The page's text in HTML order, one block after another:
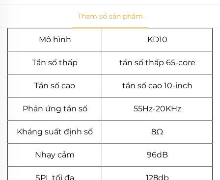
Tham số sản phẩm
Mô hình KD10
Tần số thấp tần số thấp 65-core
Tần số cao tần số cao 10-inch
Phản ứng tần số 55Hz-20KHz
Kháng suất định số 8Ω
Nhạy cảm 96dB
SPL tối đa 128db